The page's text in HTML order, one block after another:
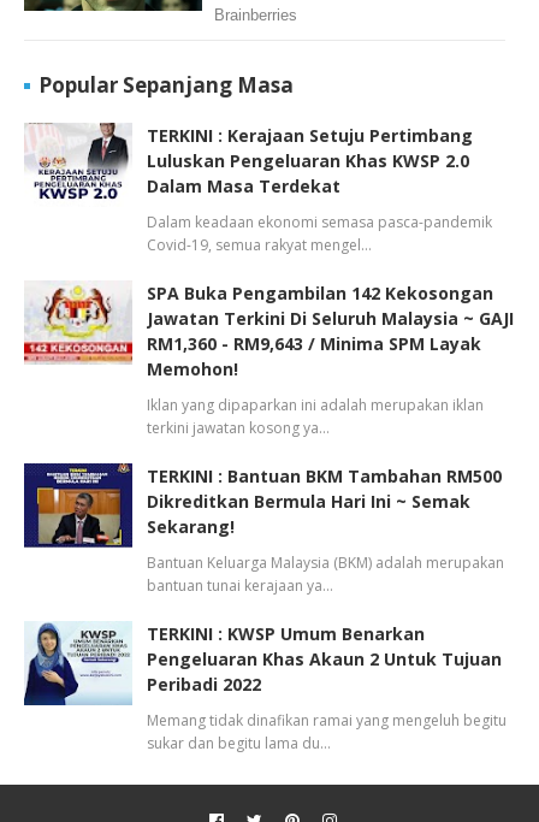
Popular Sepanjang Masa
TERKINI : Kerajaan Setuju Pertimbang
Luluskan Pengeluaran Khas KWSP 2.0
Dalam Masa Terdekat
Dalam keadaan ekonomi semasa pasca-pandemik
Covid-19, semua rakyat mengel…
SPA Buka Pengambilan 142 Kekosongan
Jawatan Terkini Di Seluruh Malaysia ~ GAJI
RM1,360 - RM9,643 / Minima SPM Layak
Memohon!
Iklan yang dipaparkan ini adalah merupakan iklan
terkini jawatan kosong ya…
TERKINI : Bantuan BKM Tambahan RM500
Dikreditkan Bermula Hari Ini ~ Semak
Sekarang!
Bantuan Keluarga Malaysia (BKM) adalah merupakan
bantuan tunai kerajaan ya…
TERKINI : KWSP Umum Benarkan
Pengeluaran Khas Akaun 2 Untuk Tujuan
Peribadi 2022
Memang tidak dinafikan ramai yang mengeluh begitu
sukar dan begitu lama du…